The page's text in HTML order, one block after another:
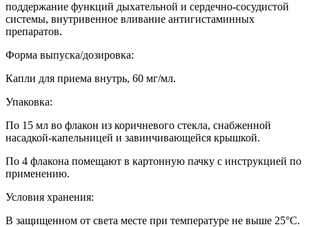
поддержание функций дыхательной и сердечно-сосудистой
системы, внутривенное вливание антигистаминных
препаратов.
Форма выпуска/дозировка:
Капли для приема внутрь, 60 мг/мл.
Упаковка:
По 15 мл во флакон из коричневого стекла, снабженной
насадкой-капельницей и завинчивающейся крышкой.
По 4 флакона помещают в картонную пачку с инструкцией по
применению.
Условия хранения:
В защищенном от света месте при температуре не выше 25°С.